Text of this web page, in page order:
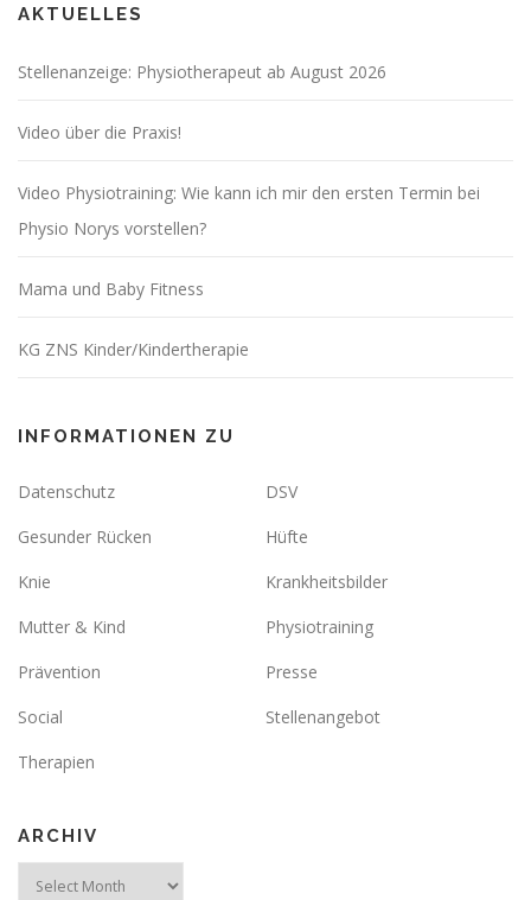
AKTUELLES
Stellenanzeige: Physiotherapeut ab August 2026
Video über die Praxis!
Video Physiotraining: Wie kann ich mir den ersten Termin bei
Physio Norys vorstellen?
Mama und Baby Fitness
KG ZNS Kinder/Kindertherapie
INFORMATIONEN ZU
Datenschutz
DSV
Gesunder Rücken
Hüfte
Knie
Krankheitsbilder
Mutter & Kind
Physiotraining
Prävention
Presse
Social
Stellenangebot
Therapien
ARCHIV
Archiv